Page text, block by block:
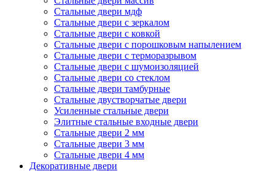
Стальные двери мдф
Стальные двери с зеркалом
Стальные двери с ковкой
Стальные двери с порошковым напылением
Стальные двери с терморазрывом
Стальные двери с шумоизоляцией
Стальные двери со стеклом
Стальные двери тамбурные
Стальные двустворчатые двери
Усиленные стальные двери
Элитные стальные входные двери
Стальные двери 2 мм
Стальные двери 3 мм
Стальные двери 4 мм
Декоративные двери